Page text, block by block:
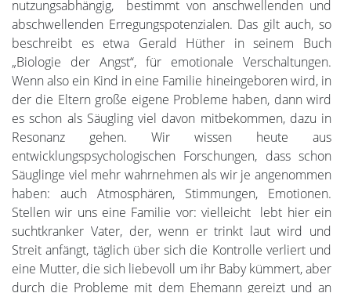
nutzungsabhängig, bestimmt von anschwellenden und
abschwellenden Erregungspotenzialen. Das gilt auch, so
beschreibt es etwa Gerald Hüther in seinem Buch
„Biologie der Angst“, für emotionale Verschaltungen.
Wenn also ein Kind in eine Familie hineingeboren wird, in
der die Eltern große eigene Probleme haben, dann wird
es schon als Säugling viel davon mitbekommen, dazu in
Resonanz gehen. Wir wissen heute aus
entwicklungspsychologischen Forschungen, dass schon
Säuglinge viel mehr wahrnehmen als wir je angenommen
haben: auch Atmosphären, Stimmungen, Emotionen.
Stellen wir uns eine Familie vor: vielleicht lebt hier ein
suchtkranker Vater, der, wenn er trinkt laut wird und
Streit anfängt, täglich über sich die Kontrolle verliert und
eine Mutter, die sich liebevoll um ihr Baby kümmert, aber
durch die Probleme mit dem Ehemann gereizt und an